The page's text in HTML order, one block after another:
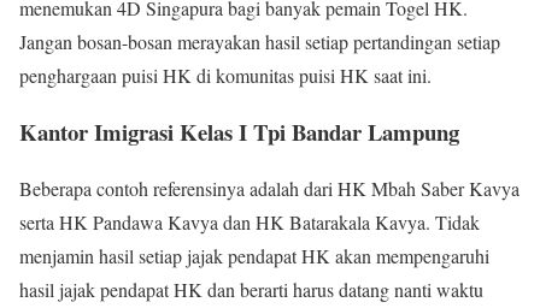
menemukan 4D Singapura bagi banyak pemain Togel HK.
Jangan bosan-bosan merayakan hasil setiap pertandingan setiap
penghargaan puisi HK di komunitas puisi HK saat ini.
Kantor Imigrasi Kelas I Tpi Bandar Lampung
Beberapa contoh referensinya adalah dari HK Mbah Saber Kavya
serta HK Pandawa Kavya dan HK Batarakala Kavya. Tidak
menjamin hasil setiap jajak pendapat HK akan mempengaruhi
hasil jajak pendapat HK dan berarti harus datang nanti waktu